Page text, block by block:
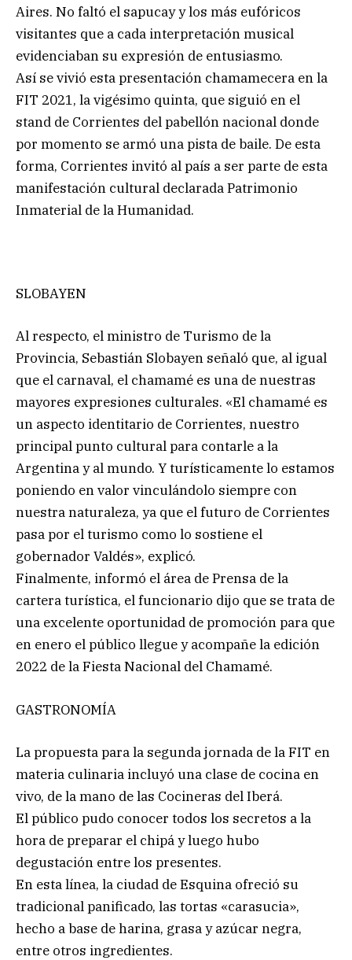
Aires. No faltó el sapucay y los más eufóricos
visitantes que a cada interpretación musical
evidenciaban su expresión de entusiasmo.
Así se vivió esta presentación chamamecera en la
FIT 2021, la vigésimo quinta, que siguió en el
stand de Corrientes del pabellón nacional donde
por momento se armó una pista de baile. De esta
forma, Corrientes invitó al país a ser parte de esta
manifestación cultural declarada Patrimonio
Inmaterial de la Humanidad.
SLOBAYEN
Al respecto, el ministro de Turismo de la
Provincia, Sebastián Slobayen señaló que, al igual
que el carnaval, el chamamé es una de nuestras
mayores expresiones culturales. «El chamamé es
un aspecto identitario de Corrientes, nuestro
principal punto cultural para contarle a la
Argentina y al mundo. Y turísticamente lo estamos
poniendo en valor vinculándolo siempre con
nuestra naturaleza, ya que el futuro de Corrientes
pasa por el turismo como lo sostiene el
gobernador Valdés», explicó.
Finalmente, informó el área de Prensa de la
cartera turística, el funcionario dijo que se trata de
una excelente oportunidad de promoción para que
en enero el público llegue y acompañe la edición
2022 de la Fiesta Nacional del Chamamé.
GASTRONOMÍA
La propuesta para la segunda jornada de la FIT en
materia culinaria incluyó una clase de cocina en
vivo, de la mano de las Cocineras del Iberá.
El público pudo conocer todos los secretos a la
hora de preparar el chipá y luego hubo
degustación entre los presentes.
En esta línea, la ciudad de Esquina ofreció su
tradicional panificado, las tortas «carasucia»,
hecho a base de harina, grasa y azúcar negra,
entre otros ingredientes.